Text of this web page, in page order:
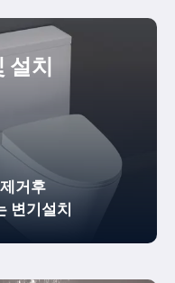
설치
거후
변기설치